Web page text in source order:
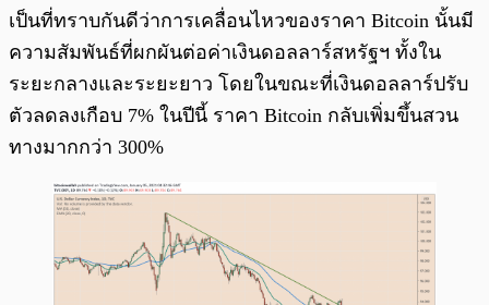
เป็นที่ทราบกันดีว่าการเคลื่อนไหวของราคา Bitcoin นั้นมี
ความสัมพันธ์ที่ผกผันต่อค่าเงินดอลลาร์สหรัฐฯ ทั้งใน
ระยะกลางและระยะยาว โดยในขณะที่เงินดอลลาร์ปรับ
ตัวลดลงเกือบ 7% ในปีนี้ ราคา Bitcoin กลับเพิ่มขึ้นสวน
ทางมากกว่า 300%